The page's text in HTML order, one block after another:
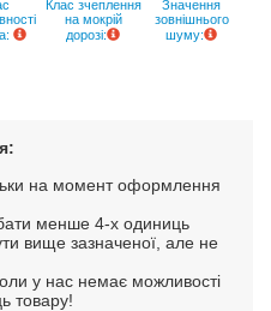
Клас зчеплення
на мокрій
дорозі:
Значення
зовнішнього
шуму:
на момент оформлення
менше 4-х одиниць
вище зазначеної, але не
у нас немає можливості
товару!